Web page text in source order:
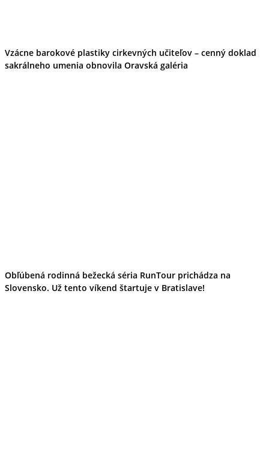
Vzácne barokové plastiky cirkevných učiteľov – cenný doklad
sakrálneho umenia obnovila Oravská galéria
Obľúbená rodinná bežecká séria RunTour prichádza na
Slovensko. Už tento víkend štartuje v Bratislave!